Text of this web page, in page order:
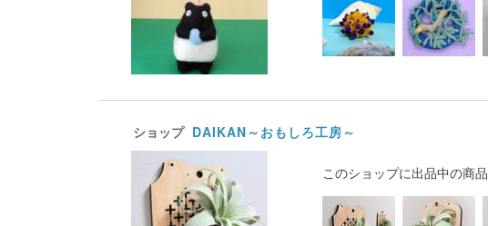
ショップ DAIKAN～おもしろ工房～
このショップに出品中の商品